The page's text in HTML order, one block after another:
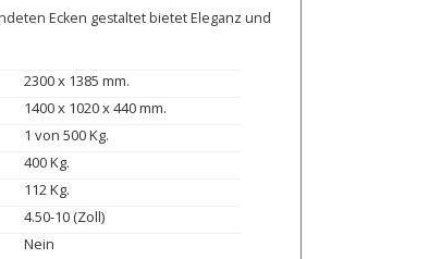
Ecken gestaltet bietet Eleganz und
2300 x 1385 mm.
1400 x 1020 x 440 mm.
1 von 500 Kg.
400 Kg.
112 Kg.
4.50-10 (Zoll)
Nein